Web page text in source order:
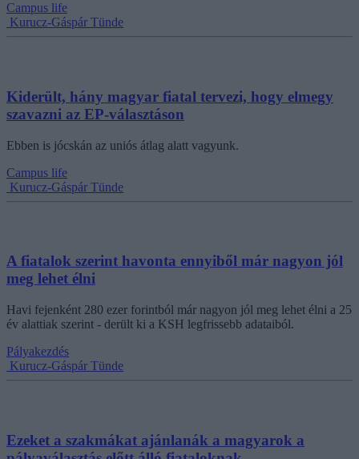
Campus life
Kurucz-Gáspár Tünde
Kiderült, hány magyar fiatal tervezi, hogy elmegy
szavazni az EP-választáson
Ebben is jócskán az uniós átlag alatt vagyunk.
Campus life
Kurucz-Gáspár Tünde
A fiatalok szerint havonta ennyiből már nagyon jól
meg lehet élni
Havi fejenként 280 ezer forintból már nagyon jól meg lehet élni a 25
év alattiak szerint - derült ki a KSH legfrissebb adataiból.
Pályakezdés
Kurucz-Gáspár Tünde
Ezeket a szakmákat ajánlanák a magyarok a